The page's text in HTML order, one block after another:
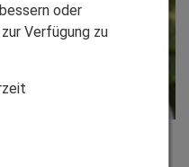
bundesweiter
oder
Verfügung zu